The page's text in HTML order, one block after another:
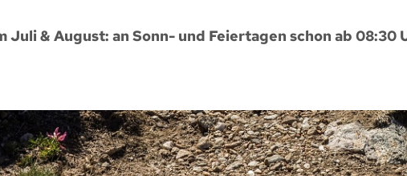
Juli & August: an Sonn- und Feiertagen schon ab